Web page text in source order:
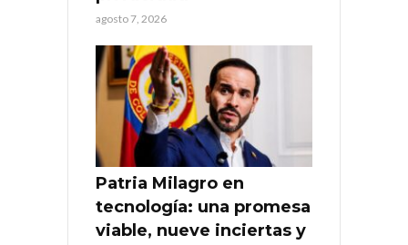
agosto 7, 2026
Patria Milagro en
tecnología: una promesa
viable, nueve inciertas y